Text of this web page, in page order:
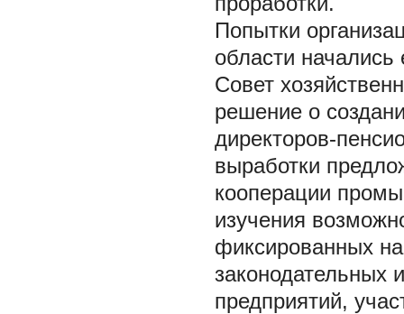
Попытки
области
Совет
решение о
директоров-
выработки
кооперации
изучения
фиксированных
законодательных
предприятий,